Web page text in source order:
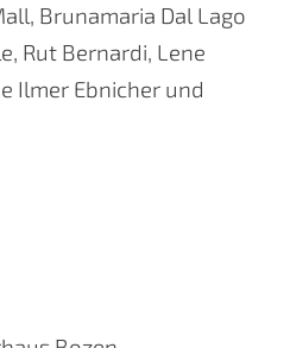
Brunamaria Dal Lago
Rut Bernardi, Lene
Ilmer Ebnicher und